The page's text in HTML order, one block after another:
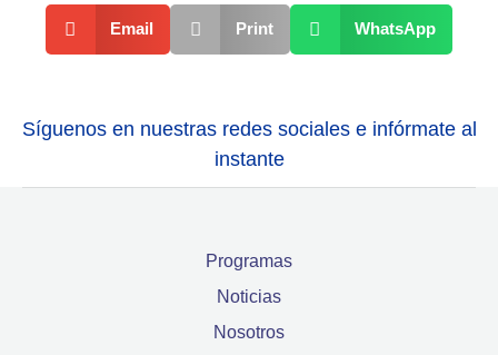
Email Print WhatsApp
Síguenos en nuestras redes sociales e infórmate al
instante
Programas
Noticias
Nosotros